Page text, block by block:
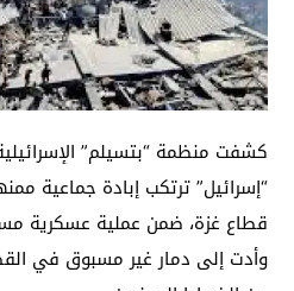
كشفت منظمة “بتسيلم”
“إسرائيل” ترتكب إبادة جماعية
وأدت إلى دمار غير مسبوق في